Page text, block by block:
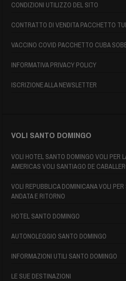
CONDIZIONI UTILIZZO DEL SITO
CONTRATTO DI VENDITA PACCHETTO
VACCINO COVID PACCHETTO CUBA
INFORMATIVA PRIVACY POLICY
ISCRIZIONE ALLA NEWSLETTER
VOLI SANTO DOMINGO
VOLI HOTEL SANTO DOMINGO VOLI PER
AMERICAS VOLI SANTIAGO DE
VOLI REPUBBLICA DOMINICANA VOLI
ANDATA E RITORNO
HOTEL SANTO DOMINGO
AUTONOLEGGIO SANTO DOMINGO
INFORMAZIONI UTILI SANTO DOMINGO
LE SUE DESTINAZIONI